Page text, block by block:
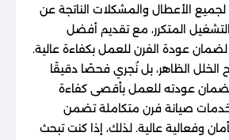
لجميع الأعطال والمشكلات الناتجة عن
المتكرر، مع تقديم أفضل
عودة الفرن للعمل بكفاءة عالية.
الخلل الظاهر، بل نُجري فحصًا دقيقًا
لضمان عودته للعمل بأقصى كفاءة
خدمات صيانة فرن متكاملة تضمن
وفعالية عالية. لذلك، إذا كنت تبحث